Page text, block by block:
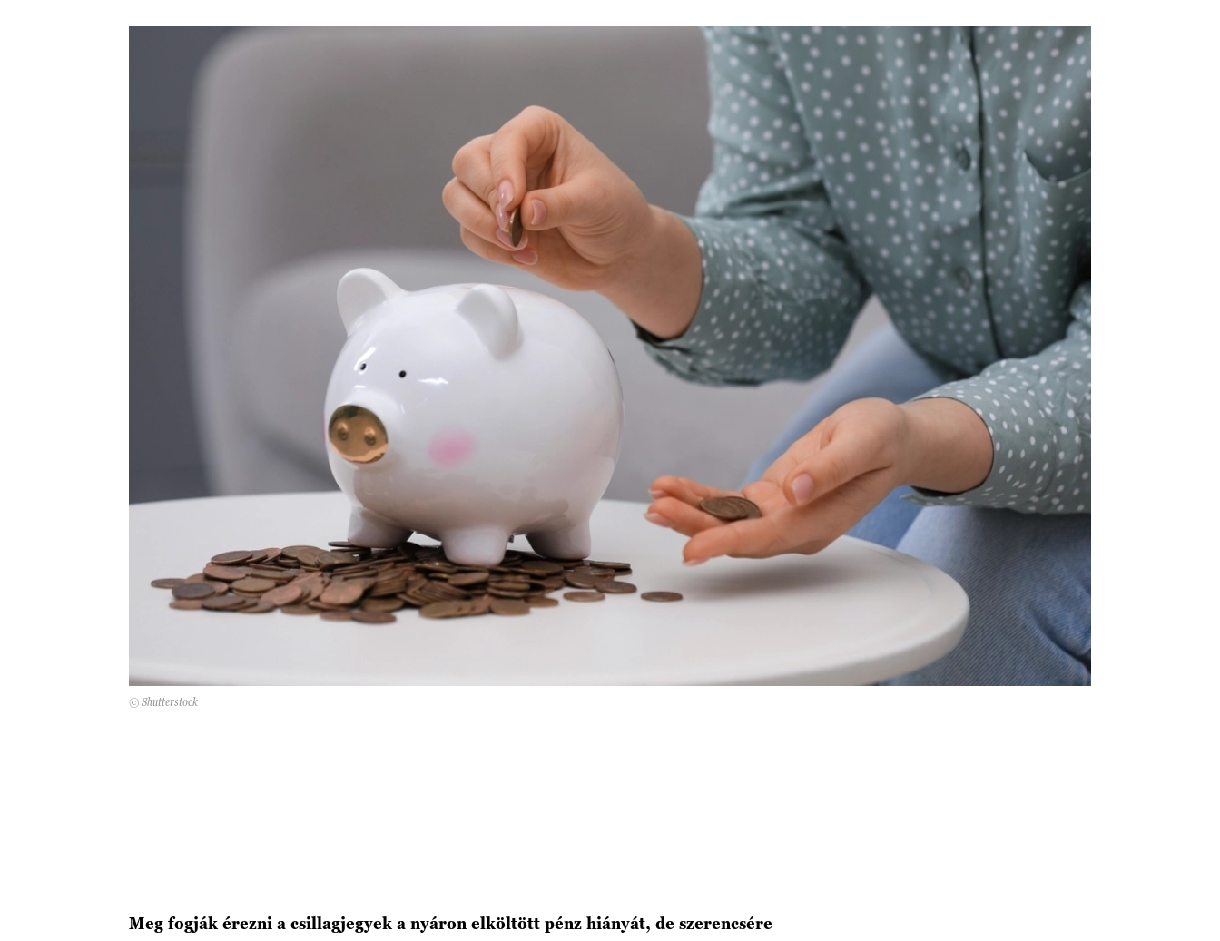
© Shutterstock
Meg fogják érezni a csillagjegyek a nyáron elköltött pénz hiányát, de szerencsére